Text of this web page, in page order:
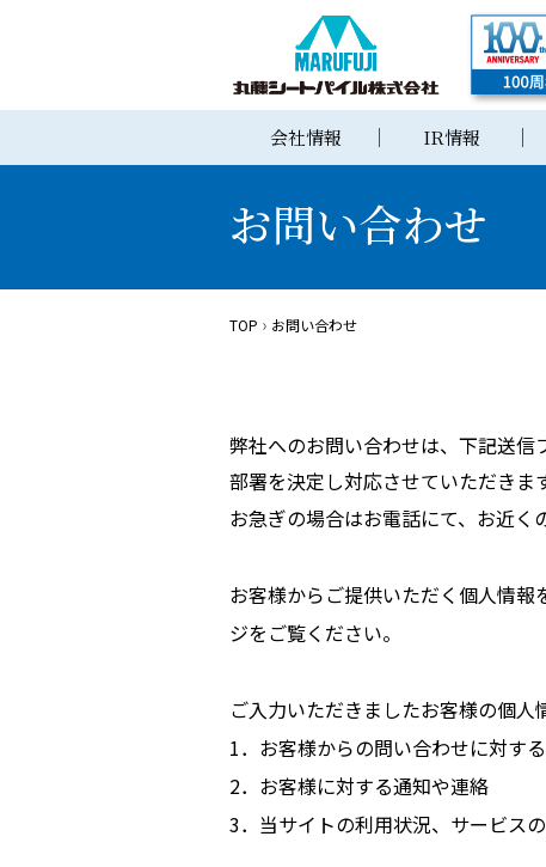
会社情報 IR情報
お問い合わせ
TOP お問い合わせ
弊社へのお問い合わせは、下記送
部署を決定し対応させていただきます
お急ぎの場合はお電話にて、お近く
お客様からご提供いただく個人情報
ジをご覧ください。
ご入力いただきましたお客様の個人
1．お客様からの問い合わせに対す
2．お客様に対する通知や連絡
3．当サイトの利用状況、サービス